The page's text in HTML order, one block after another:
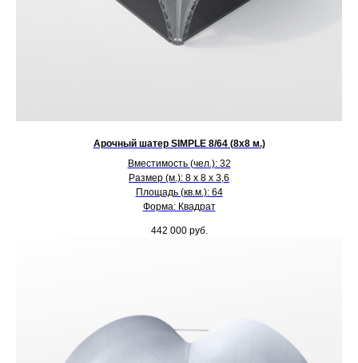
Арочный шатер SIMPLE 8/64 (8х8 м.)
Вместимость (чел.): 32
Размер (м.): 8 х 8 х 3,6
Площадь (кв.м.): 64
Форма: Квадрат
442 000 руб.